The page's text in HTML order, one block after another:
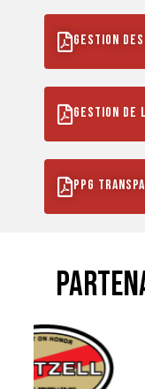
GESTION
GESTION DE
PPG